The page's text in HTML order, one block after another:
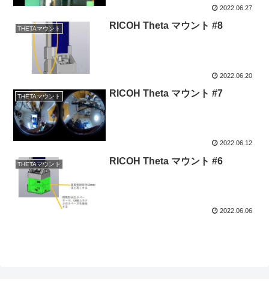
2022.06.27
THETAマウント RICOH Theta マウント #8
2022.06.20
THETAマウント RICOH Theta マウント #7
2022.06.12
THETAマウント RICOH Theta マウント #6
2022.06.06